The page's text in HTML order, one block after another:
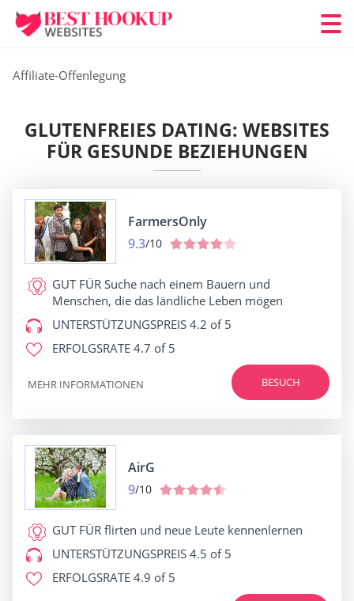
Affiliate-Offenlegung
GLUTENFREIES DATING: WEBSITES
FÜR GESUNDE BEZIEHUNGEN
FarmersOnly
9.3/10
GUT FÜR Suche nach einem Bauern und
Menschen, die das ländliche Leben mögen
UNTERSTÜTZUNGSPREIS 4.2 of 5
ERFOLGSRATE 4.7 of 5
BESUCH
MEHR INFORMATIONEN
AirG
9/10
GUT FÜR flirten und neue Leute kennenlernen
UNTERSTÜTZUNGSPREIS 4.5 of 5
ERFOLGSRATE 4.9 of 5